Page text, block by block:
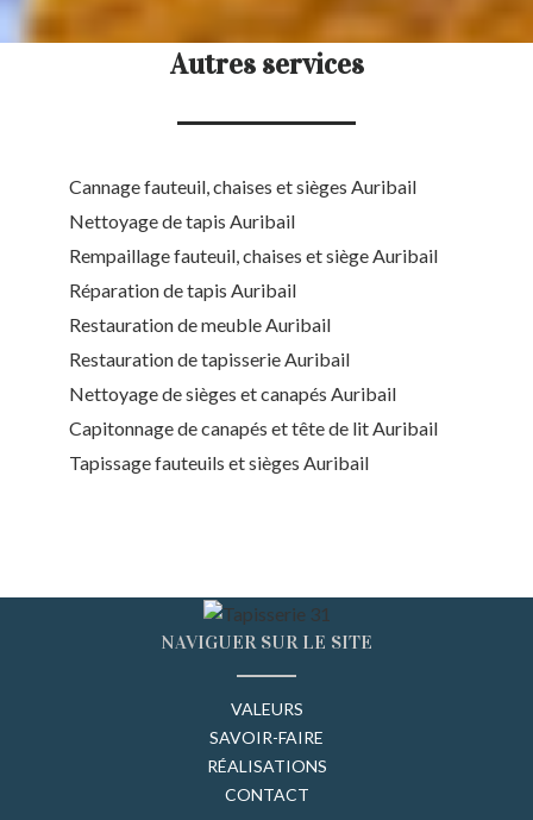
Autres services
Cannage fauteuil, chaises et sièges Auribail
Nettoyage de tapis Auribail
Rempaillage fauteuil, chaises et siège Auribail
Réparation de tapis Auribail
Restauration de meuble Auribail
Restauration de tapisserie Auribail
Nettoyage de sièges et canapés Auribail
Capitonnage de canapés et tête de lit Auribail
Tapissage fauteuils et sièges Auribail
NAVIGUER SUR LE SITE
VALEURS
SAVOIR-FAIRE
RÉALISATIONS
CONTACT